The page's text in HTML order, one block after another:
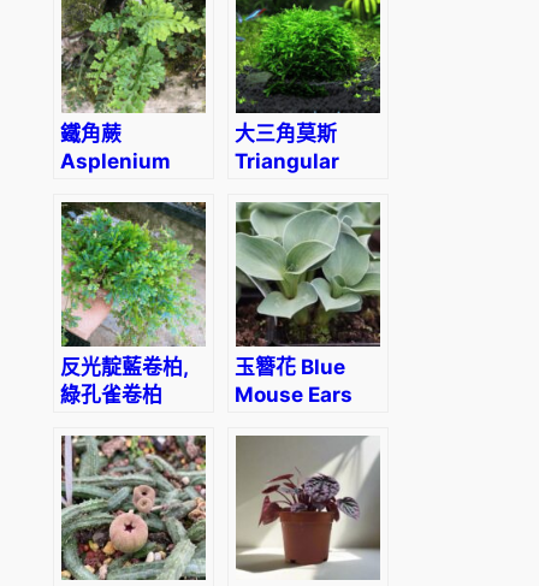
鐵角蕨
Asplenium
大三角莫斯
Triangular
(Vesicularia
sp. ‘triangle’)
反光靛藍卷柏,
綠孔雀卷柏
Peacock
Spikemoss
(Selaginella
uncinata)
玉簪花 Blue
Mouse Ears